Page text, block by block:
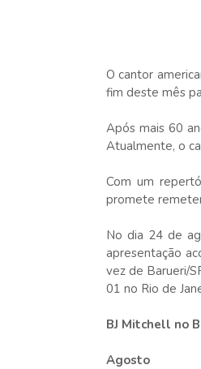
O cantor
fim deste mês
Após mais 60
Atualmente, o
Com um
promete
No dia 24 de
apresentação
vez de Barueri/
01 no Rio de
BJ Mitchell no
Agosto